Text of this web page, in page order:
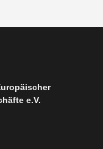
e.V.